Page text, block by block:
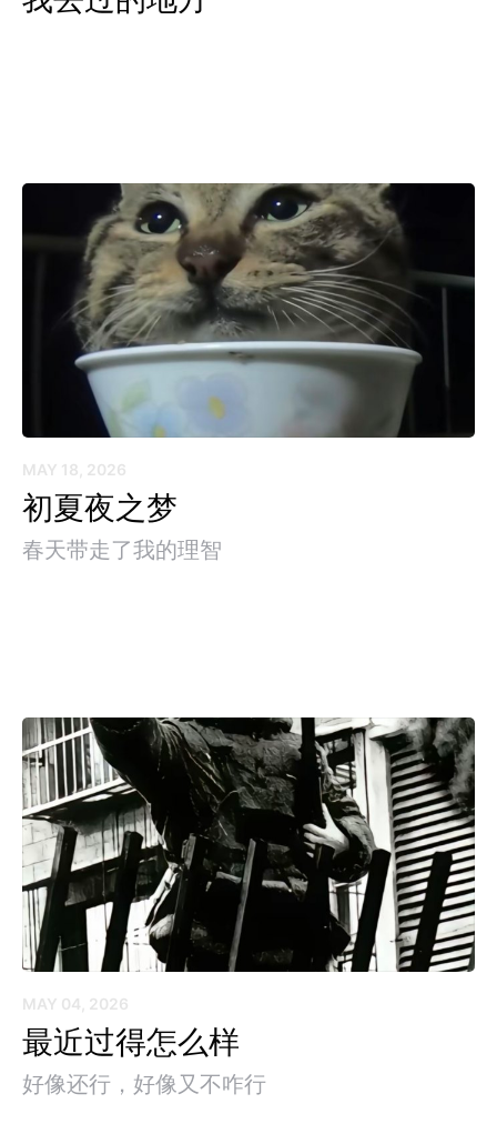
MAY 18, 2026
初夏夜之梦
春天带走了我的理智
MAY 04, 2026
最近过得怎么样
好像还行，好像又不咋行